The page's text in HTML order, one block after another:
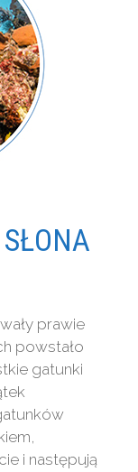
prawie
powstało
gatunki
i następują